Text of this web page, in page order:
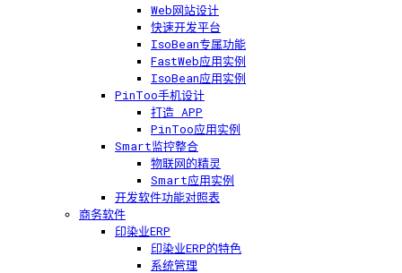
Web网站设计
快速开发平台
IsoBean专属功能
FastWeb应用实例
IsoBean应用实例
PinToo手机设计
打造 APP
PinToo应用实例
Smart监控整合
物联网的精灵
Smart应用实例
开发软件功能对照表
商务软件
印染业ERP
印染业ERP的特色
系统管理